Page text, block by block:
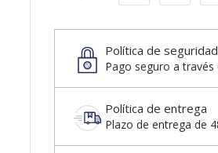
Política de seguridad
Pago seguro a través
Política de entrega
Plazo de entrega de